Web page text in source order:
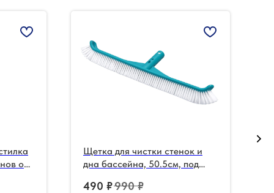
от
Щетка для чистки стенок и
дна бассейна, 50.5см, под
490 ₽990 ₽